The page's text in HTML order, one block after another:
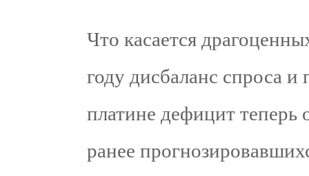
Что касается
году дисбаланс спроса
платине дефицит теперь
ранее